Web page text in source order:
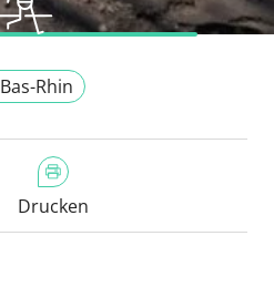
Bas-Rhin
Drucken